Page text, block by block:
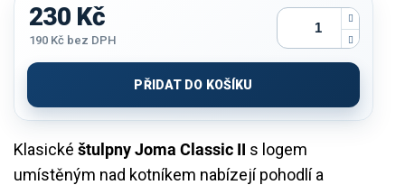
Klasické štulpny Joma Classic II s logem
umístěným nad kotníkem nabízejí pohodlí a
230 Kč
190 Kč bez DPH
cena:
PŘIDAT DO KOŠÍKU